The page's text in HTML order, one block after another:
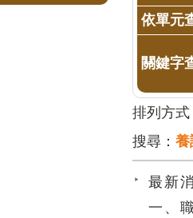
依單元
關鍵字
排列方式
搜尋： 養
最新
一、